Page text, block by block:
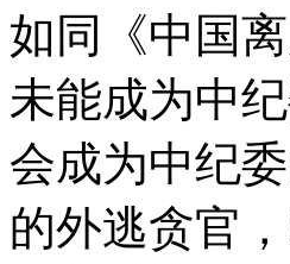
如同《中国
未能成为中
会成为中纪
的外逃贪官